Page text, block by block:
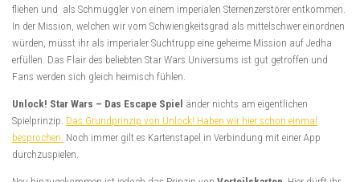
fliehen und als Schmuggler von einem imperialen Sternenzerstörer entkommen.
In der Mission, welchen wir vom Schwierigkeitsgrad als mittelschwer einordnen
würden, müsst ihr als imperialer Suchtrupp eine geheime Mission auf Jedha
erfüllen. Das Flair des beliebten Star Wars Universums ist gut getroffen und
Fans werden sich gleich heimisch fühlen.
Unlock! Star Wars – Das Escape Spiel änder nichts am eigentlichen
Spielprinzip. Das Grundprinzip von Unlock! Haben wir hier schon einmal
besprochen. Noch immer gilt es Kartenstapel in Verbindung mit einer App
durchzuspielen.